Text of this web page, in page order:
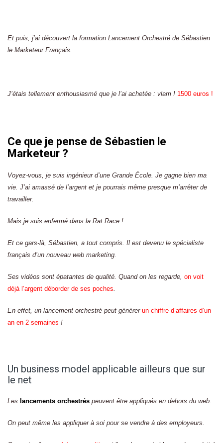
Et puis, j’ai découvert la formation Lancement Orchestré de Sébastien
le Marketeur Français.
J’étais tellement enthousiasmé que je l’ai achetée : vlam ! 1500 euros !
Ce que je pense de Sébastien le
Marketeur ?
Voyez-vous, je suis ingénieur d’une Grande École. Je gagne bien ma
vie. J’ai amassé de l’argent et je pourrais même presque m’arrêter de
travailler.
Mais je suis enfermé dans la Rat Race !
Et ce gars-là, Sébastien, a tout compris. Il est devenu le spécialiste
français d’un nouveau web marketing.
Ses vidéos sont épatantes de qualité. Quand on les regarde, on voit
déjà l’argent déborder de ses poches.
En effet, un lancement orchestré peut générer un chiffre d’affaires d’un
an en 2 semaines !
Un business model applicable ailleurs que sur
le net
Les lancements orchestrés peuvent être appliqués en dehors du web.
On peut même les appliquer à soi pour se vendre à des employeurs.